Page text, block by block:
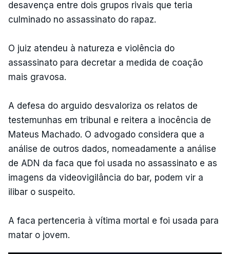
desavença entre dois grupos rivais que teria
culminado no assassinato do rapaz.
O juiz atendeu à natureza e violência do
assassinato para decretar a medida de coação
mais gravosa.
A defesa do arguido desvaloriza os relatos de
testemunhas em tribunal e reitera a inocência de
Mateus Machado. O advogado considera que a
análise de outros dados, nomeadamente a análise
de ADN da faca que foi usada no assassinato e as
imagens da videovigilância do bar, podem vir a
ilibar o suspeito.
A faca pertenceria à vítima mortal e foi usada para
matar o jovem.